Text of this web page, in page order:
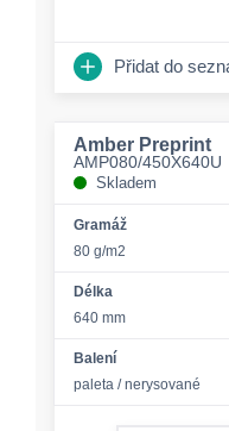
Přidat do
Amber Preprint
AMP080/450X640U
Skladem
Gramáž
80 g/m2
Délka
640 mm
Balení
paleta / nerysované